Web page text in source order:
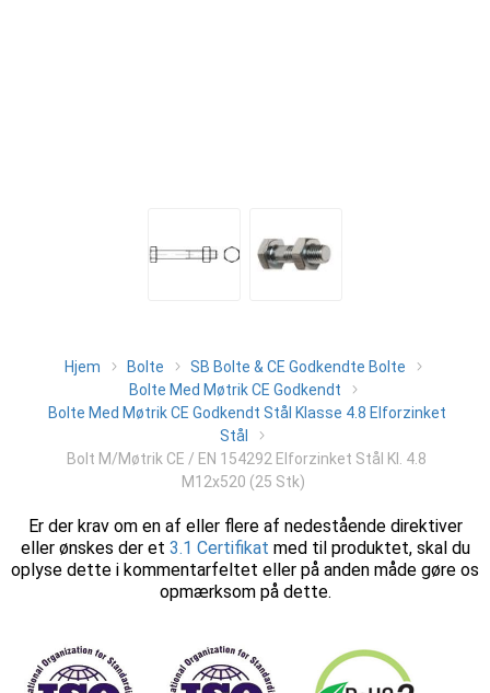
Hjem Bolte
SB Bolte & CE Godkendte Bolte
Bolte Med Møtrik CE Godkendt
Bolte Med Møtrik CE Godkendt Stål Klasse 4.8 Elforzinket
Stål
Bolt M/Møtrik CE / EN 154292 Elforzinket Stål Kl. 4.8
M12x520 (25 Stk)
Er der krav om en af eller flere af nedestående direktiver
eller ønskes der et 3.1 Certifikat med til produktet, skal du
oplyse dette i kommentarfeltet eller på anden måde gøre os
opmærksom på dette.